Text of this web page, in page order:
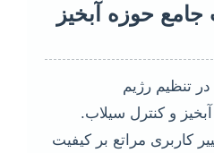
جامع حوزه آبخیز
تنظیم رژیم
و کنترل سیلاب.
کاربری مراتع بر کیفیت